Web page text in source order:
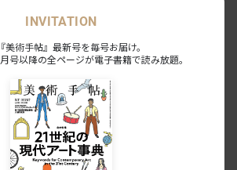
期終了
森田浩彰 タイム / クエイク
青山目黒｜恵比寿 - 六本木｜東京
2025.03.08 - 04.06
ネオ江戸：豊原国周
青山目黒｜恵比寿 - 六本木｜東京
INVITATION
美術手帖』最新号を毎号お届け。
号以降の全ページが電子書籍で読み放題。